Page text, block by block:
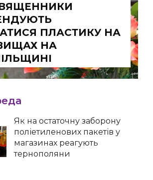
ПЛАСТИКУ НА
НА
Як на остаточну заборону
поліетиленових пакетів у
магазинах реагують
тернополяни